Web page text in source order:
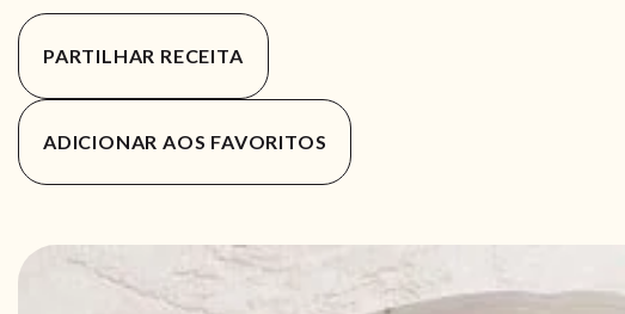
PARTILHAR RECEITA
ADICIONAR AOS FAVORITOS